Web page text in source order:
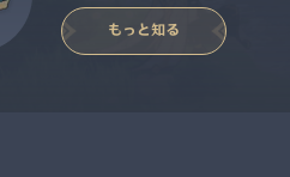
もっと知る